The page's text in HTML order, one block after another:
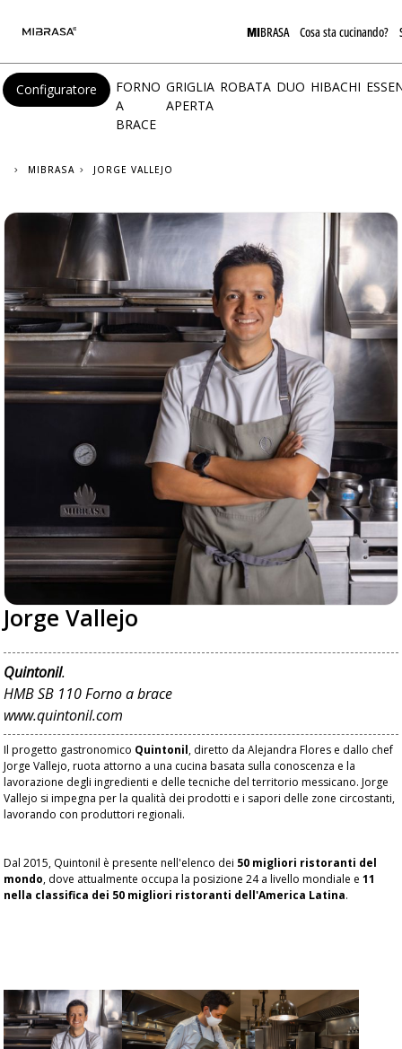
MIBRASA Cosa sta cucinando?
Configuratore
FORNO
A
BRACE
GRIGLIA
APERTA
ROBATA DUO HIBACHI
MIBRASA JORGE VALLEJO
Jorge Vallejo
Quintonil.
HMB SB 110 Forno a brace
www.quintonil.com
Il progetto gastronomico Quintonil, diretto da Alejandra Flores e dallo chef
Jorge Vallejo, ruota attorno a una cucina basata sulla conoscenza e la
lavorazione degli ingredienti e delle tecniche del territorio messicano. Jorge
Vallejo si impegna per la qualità dei prodotti e i sapori delle zone circostanti,
lavorando con produttori regionali.
Dal 2015, Quintonil è presente nell'elenco dei 50 migliori ristoranti del
mondo, dove attualmente occupa la posizione 24 a livello mondiale e11
nella classifica dei 50 migliori ristoranti dell'America Latina.